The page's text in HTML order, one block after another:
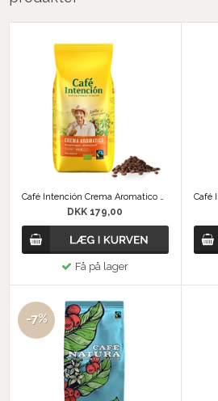
Café Intención Crema Aromatico Øko bønner
DKK 179,00
Få på lager
-7%